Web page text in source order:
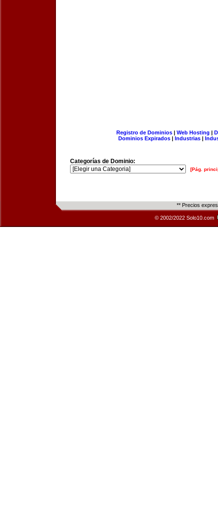
Registro de Dominios| Web Hosting |
Dominios Expirados | Industrias |
Categorías de Dominio:
[Pág.
** Precios
© 2002/2022 Solo10.com